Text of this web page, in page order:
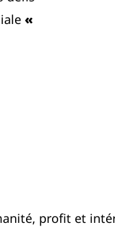
«
profit et